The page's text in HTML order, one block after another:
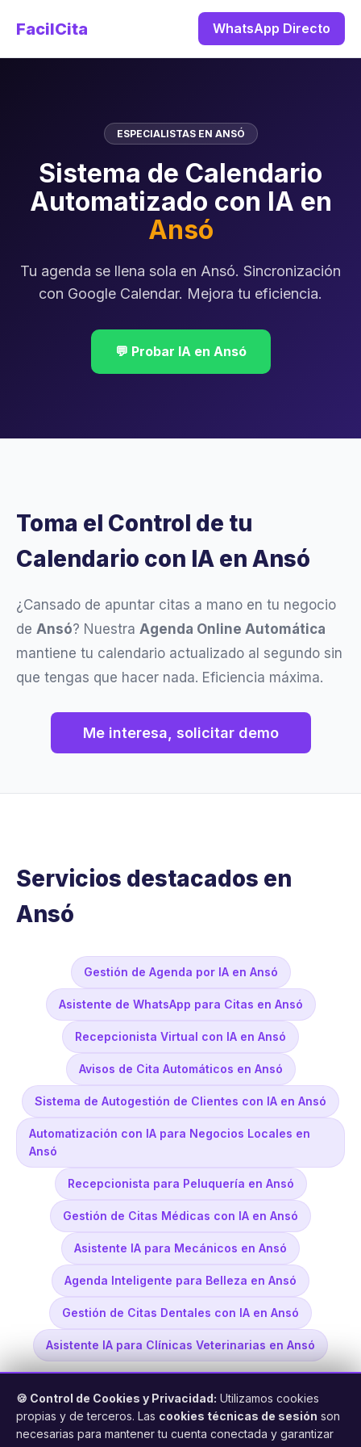
FacilCita WhatsApp Directo
ESPECIALISTAS EN ANSÓ
Sistema de Calendario
Automatizado con IA en
Ansó
Tu agenda se llena sola en Ansó. Sincronización
con Google Calendar. Mejora tu eficiencia.
💬 Probar IA en Ansó
Toma el Control de tu
Calendario con IA en Ansó
¿Cansado de apuntar citas a mano en tu negocio
de Ansó? Nuestra Agenda Online Automática
mantiene tu calendario actualizado al segundo sin
que tengas que hacer nada. Eficiencia máxima.
Me interesa, solicitar demo
Servicios destacados en
Ansó
Gestión de Agenda por IA en Ansó
Asistente de WhatsApp para Citas en Ansó
Recepcionista Virtual con IA en Ansó
Avisos de Cita Automáticos en Ansó
Sistema de Autogestión de Clientes con IA en Ansó
Automatización con IA para Negocios Locales en
Ansó
Recepcionista para Peluquería en Ansó
Gestión de Citas Médicas con IA en Ansó
Asistente IA para Mecánicos en Ansó
Agenda Inteligente para Belleza en Ansó
Gestión de Citas Dentales con IA en Ansó
Asistente IA para Clínicas Veterinarias en Ansó
🍪 Control de Cookies y Privacidad: Utilizamos cookies
propias y de terceros. Las cookies técnicas de sesión son
necesarias para mantener tu cuenta conectada y garantizar